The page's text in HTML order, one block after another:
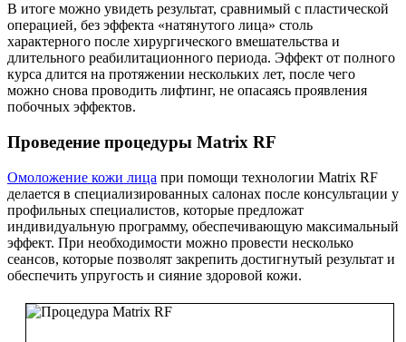
В итоге можно увидеть результат, сравнимый с пластической
операцией, без эффекта «натянутого лица» столь
характерного после хирургического вмешательства и
длительного реабилитационного периода. Эффект от полного
курса длится на протяжении нескольких лет, после чего
можно снова проводить лифтинг, не опасаясь проявления
побочных эффектов.
Проведение процедуры Matrix RF
Омоложение кожи лица при помощи технологии Matrix RF
делается в специализированных салонах после консультации у
профильных специалистов, которые предложат
индивидуальную программу, обеспечивающую максимальный
эффект. При необходимости можно провести несколько
сеансов, которые позволят закрепить достигнутый результат и
обеспечить упругость и сияние здоровой кожи.